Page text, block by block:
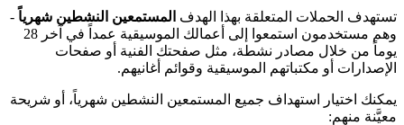
تستهدف الحملات المتعلقة بهذا الهدف المستمعين النشطين شهرياً -
وهم مستخدمون استمعوا إلى أعمالك الموسيقية عمداً في آخر 28
يوماً من خلال مصادر نشطة، مثل صفحتك الفنية أو صفحات
الإصدارات أو مكتباتهم الموسيقية وقوائم أغانيهم.
يمكنك اختيار استهداف جميع المستمعين النشطين شهرياً، أو شريحة
معيَّنة منهم: